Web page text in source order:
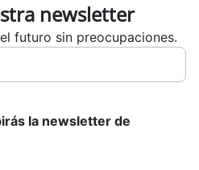
newsletter
futuro sin preocupaciones.
la newsletter de